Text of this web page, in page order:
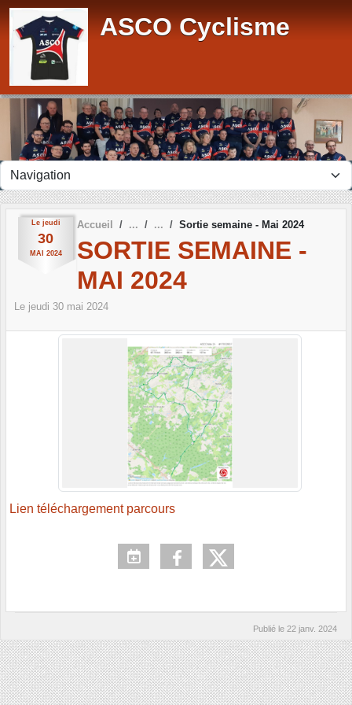
ASCO Cyclisme
Le jeudi
30
MAI 2024
Accueil Sortie semaine - Mai 2024
SORTIE SEMAINE -
MAI 2024
Le jeudi 30 mai 2024
Lien téléchargement parcours
Publié le 22 janv. 2024
Panneau de gestion des cookies